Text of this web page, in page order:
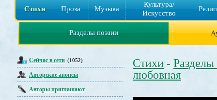
Стихи Проза Музыка
Культура/
Искусство
Разделы поэзии
Сейчас в сети (1052)
Авторские анонсы
Авторы приглашают
Стихи - Разделы
любовная